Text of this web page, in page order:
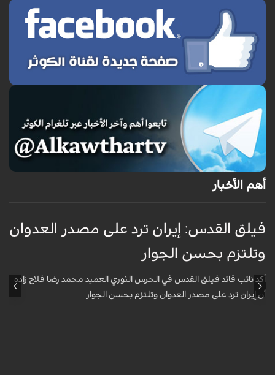
أهم الأخبار
فيلق القدس: إيران ترد على مصدر العدوان
وتلتزم بحسن الجوار
أكد نائب قائد فيلق القدس في الحرس الثوري العميد محمد رضا فلاح زاده
أن إيران ترد على مصدر العدوان وتلتزم بحسن الجوار.